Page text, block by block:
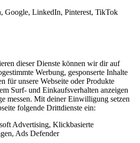
Google, LinkedIn, Pinterest, TikTok
dieser Dienste können wir dir auf
Werbung, gesponserte Inhalte
für unsere Webseite oder Produkte
Surf- und Einkaufsverhalten anzeigen
messen. Mit deiner Einwilligung setzen
folgende Drittdienste ein:
Advertising, Klickbasierte
Ads Defender